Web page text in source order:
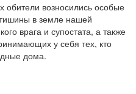
обители возносились особые
в земле нашей
врага и супостата, а также
у себя тех, кто
дома.